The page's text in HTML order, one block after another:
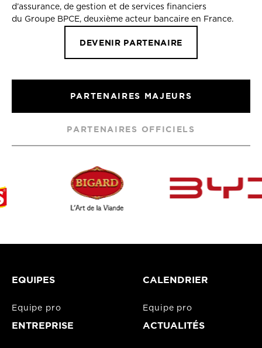
d’assurance, de gestion et de services financiers
du Groupe BPCE, deuxième acteur bancaire en France.
DEVENIR PARTENAIRE
PARTENAIRES MAJEURS
PARTENAIRES OFFICIELS
EQUIPES
Equipe pro
CALENDRIER
Equipe pro
ENTREPRISE ACTUALITÉS